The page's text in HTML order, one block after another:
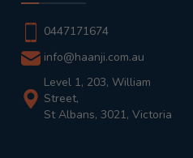
0447171674
info@haanji.com.au
Level 1, 203, William
Street,
St Albans, 3021, Victoria